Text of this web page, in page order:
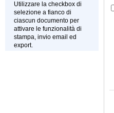
Utilizzare la checkbox di
selezione a fianco di
ciascun documento per
attivare le funzionalità di
stampa, invio email ed
export.